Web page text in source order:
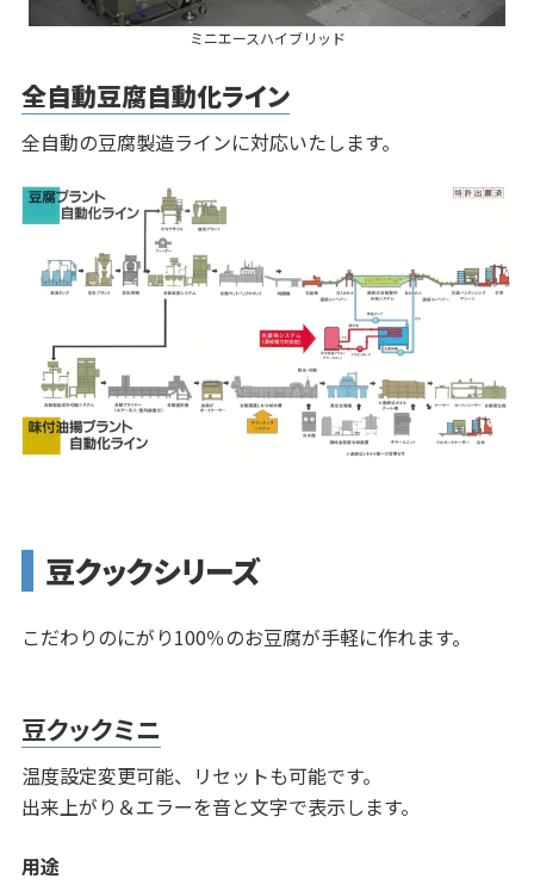
ミニエースハイブリッド
全自動豆腐自動化ライン
全自動の豆腐製造ラインに対応いたします。
豆クックシリーズ
こだわりのにがり100％のお豆腐が手軽に作れます。
豆クックミニ
温度設定変更可能、リセットも可能です。
出来上がり＆エラーを音と文字で表示します。
用途